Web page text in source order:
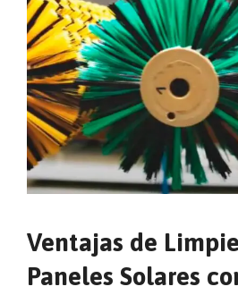
Ventajas de
Paneles Solares